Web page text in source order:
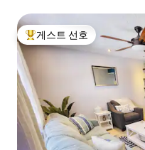
상위 게스트 선호
게스트 선호